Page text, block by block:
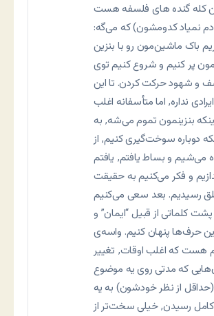
کله گنده های فلسفه هست
نمیاد کدومشون) که می‌گه:
باک ماشین‌مون رو با بنزین
پر کنیم و شروع کنیم توی
و شهود حرکت کردن. تا این
جای کار هیچ ایرادی نداره٬ اما متأسفانه اغلب
ما بعد از اینکه بنزینمون تموم می‌شه٬ به
جای اینکه دوباره سوخت‌گیری کنیم٬ از
ماشین پیاده می‌شیم و بساط یافتم٬ یافتم
و فکر می‌کنیم به حقیقت
رسیدیم. بعد سعی می‌کنیم
کلماتی از قبیل “ایمان” و
حرف‌ها پنهان کنیم. واسه‌ی
همین هم هست که اغلب اوقات٬ تغییر
که مدتی روی یه موضوع
از نظر خودشون) به یه
نتیجه‌ی کامل رسیدن٬ خیلی سخت‌تر از